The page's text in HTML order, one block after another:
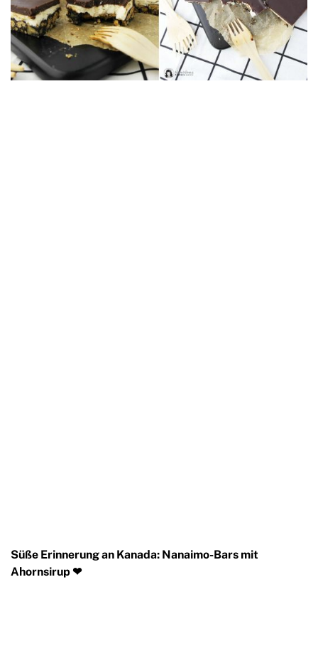
Süße Erinnerung an Kanada: Nanaimo-Bars mit
Ahornsirup ❤